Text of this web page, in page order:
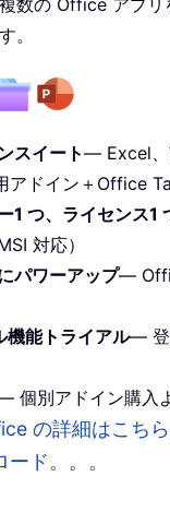
。
スイート— Excel、
アドイン＋Office
1 つ、ライセンス1
対応）
パワーアップ—
能トライアル— 登
個別アドイン購入
の詳細はこちら
ド。。。